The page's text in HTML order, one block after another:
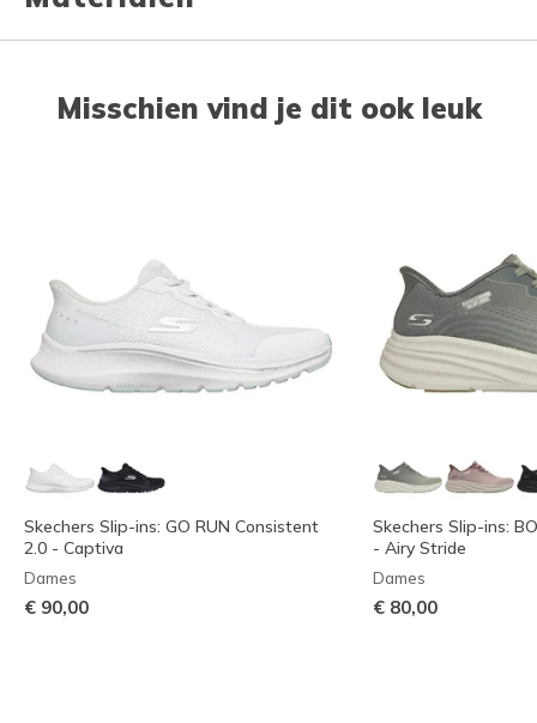
Misschien vind je dit ook leuk
Skechers Slip-ins: GO RUN Consistent
2.0 - Captiva
Dames
€ 90,00
Skechers Slip-ins:
- Airy Stride
Dames
€ 80,00